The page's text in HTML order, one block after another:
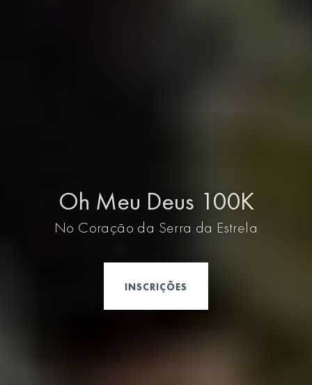
Oh Meu Deus 100K
No Coração da Serra da Estrela
INSCRIÇÕES